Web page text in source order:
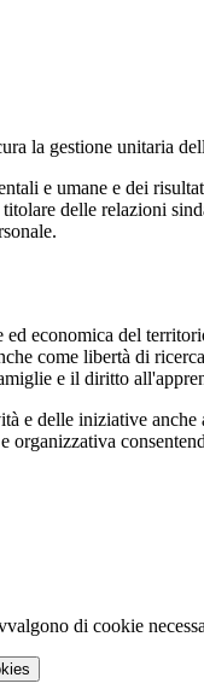
la gestione unitaria
e umane e dei
delle relazioni
ed economica del
come libertà di
e il diritto
e delle iniziative
di cookie